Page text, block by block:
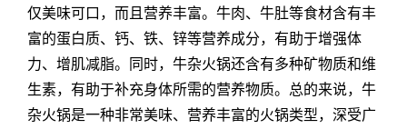
仅美味可口，而且营养丰富。牛肉、牛肚等食材含有丰
富的蛋白质、钙、铁、锌等营养成分，有助于增强体
力、增肌减脂。同时，牛杂火锅还含有多种矿物质和维
生素，有助于补充身体所需的营养物质。总的来说，牛
杂火锅是一种非常美味、营养丰富的火锅类型，深受广